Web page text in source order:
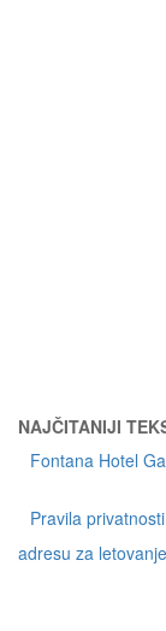
NAJČITANIJI
Fontana Hotel
Pravila privatnosti
adresu za